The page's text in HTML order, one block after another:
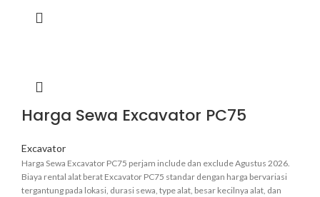
Harga Sewa Excavator PC75
Excavator
Harga Sewa Excavator PC75 perjam include dan exclude Agustus 2026.
Biaya rental alat berat Excavator PC75 standar dengan harga bervariasi
tergantung pada lokasi, durasi sewa, type alat, besar kecilnya alat, dan